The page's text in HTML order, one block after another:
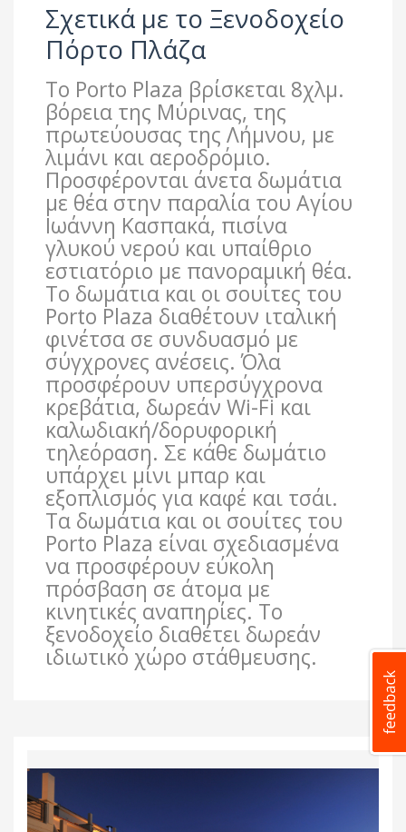
Σχετικά με το Ξενοδοχείο
Πόρτο Πλάζα
Το Porto Plaza βρίσκεται 8χλμ.
βόρεια της Μύρινας, της
πρωτεύουσας της Λήμνου, με
λιμάνι και αεροδρόμιο.
Προσφέρονται άνετα δωμάτια
με θέα στην παραλία του Αγίου
Ιωάννη Κασπακά, πισίνα
γλυκού νερού και υπαίθριο
εστιατόριο με πανοραμική θέα.
Το δωμάτια και οι σουίτες του
Porto Plaza διαθέτουν ιταλική
φινέτσα σε συνδυασμό με
σύγχρονες ανέσεις. Όλα
προσφέρουν υπερσύγχρονα
κρεβάτια, δωρεάν Wi-Fi και
καλωδιακή/δορυφορική
τηλεόραση. Σε κάθε δωμάτιο
υπάρχει μίνι μπαρ και
εξοπλισμός για καφέ και τσάι.
Τα δωμάτια και οι σουίτες του
Porto Plaza είναι σχεδιασμένα
να προσφέρουν εύκολη
πρόσβαση σε άτομα με
κινητικές αναπηρίες. Το
ξενοδοχείο διαθέτει δωρεάν
ιδιωτικό χώρο στάθμευσης.